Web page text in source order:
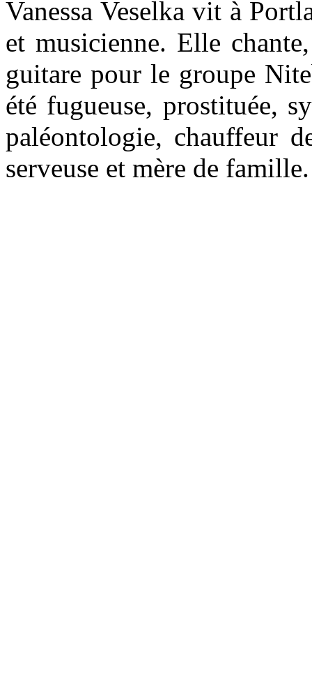
Vanessa Veselka vit à
et musicienne. Elle
guitare pour le groupe
été fugueuse, prostituée,
paléontologie, chauffeur
serveuse et mère de famille.